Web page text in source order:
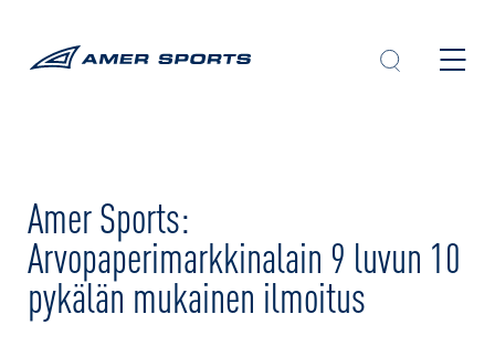
Amer Sports:
Arvopaperimarkkinalain 9 luvun 10
pykälän mukainen ilmoitus